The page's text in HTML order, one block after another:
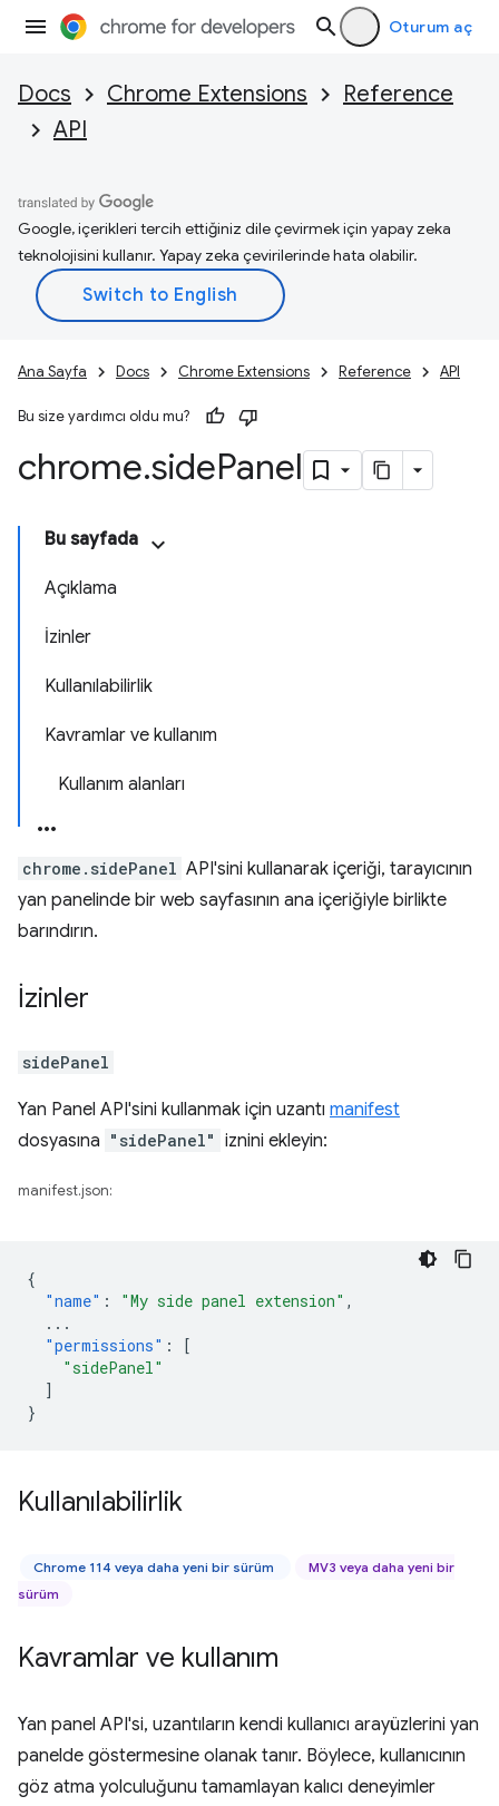
Oturum aç
Docs Chrome Extensions
Reference
API
Google, içerikleri tercih ettiğiniz dile çevirmek için yapay zeka
teknolojisini kullanır. Yapay zeka çevirilerinde hata olabilir.
Ana Sayfa Docs Chrome Extensions Reference API
Bu size yardımcı oldu mu?
chrome.sidePanel
Bu sayfada
Açıklama
İzinler
Kullanılabilirlik
Kavramlar ve kullanım
Kullanım alanları
chrome.sidePanel API'sini kullanarak içeriği, tarayıcının
yan panelinde bir web sayfasının ana içeriğiyle birlikte
barındırın.
İzinler
sidePanel
Yan Panel API'sini kullanmak için uzantı manifest
dosyasına "sidePanel" iznini ekleyin:
manifest.json:
{
"name" : "My side panel extension" ,
...
"permissions" :
[
"sidePanel"
]
}
Kullanılabilirlik
Chrome 114 veya daha yeni bir sürüm
MV3 veya daha yeni bir
sürüm
Kavramlar ve kullanım
Yan panel API'si, uzantıların kendi kullanıcı arayüzlerini yan
panelde göstermesine olanak tanır. Böylece, kullanıcının
göz atma yolculuğunu tamamlayan kalıcı deneyimler